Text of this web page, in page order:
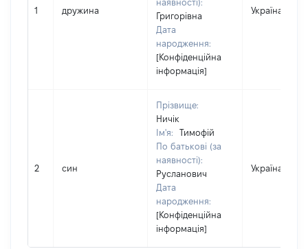
1 дружина
наявності):
Григорівна
Дата
народження:
[Конфіденційна
інформація]
Україна
2 син
Прізвище:
Ничік
Ім'я:
Тимофій
По батькові (за
наявності):
Русланович
Дата
народження:
[Конфіденційна
інформація]
Україна